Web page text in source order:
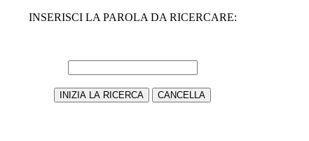
INSERISCI LA PAROLA DA RICERCARE: